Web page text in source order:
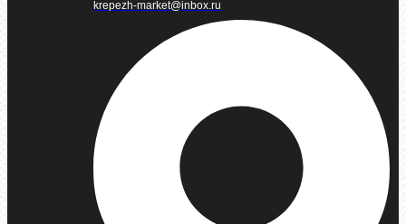
krepezh-market@inbox.ru